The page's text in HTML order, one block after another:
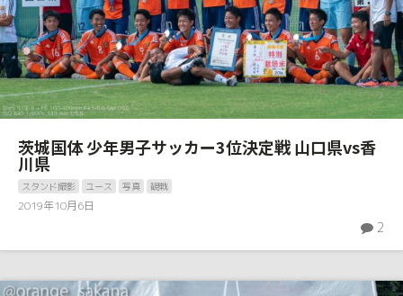
茨城国体 少年男子サッカー3位決定戦 山口県vs香
川県
スタンド撮影 ユース 写真 観戦
2019年10月6日
2